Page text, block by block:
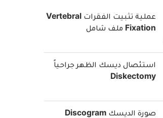
عملية تثبيت الفقرات Vertebral
Fixation ملف شامل
استئصال ديسك الظهر جراحياً
Diskectomy
صورة الديسك Discogram